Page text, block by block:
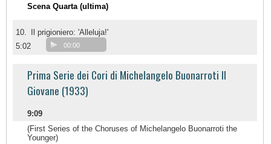
Scena Quarta (ultima)
10.
Il prigioniero: 'Alleluja!'
5:02
00:00
Prima Serie dei Cori di Michelangelo Buonarroti Il
Giovane (1933)
9:09
(First Series of the Choruses of Michelangelo Buonarroti the
Younger)